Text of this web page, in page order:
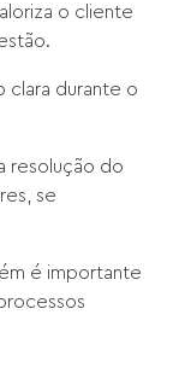
o cliente
clara durante o
resolução do
se
é importante